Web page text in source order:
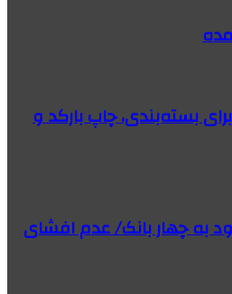
بسته‌بندی، چاپ بارکد و
به چهار بانک/ عدم افشای